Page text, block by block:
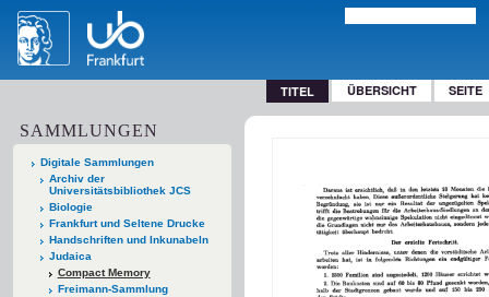
TITEL ÜBERSICHT SEITE
SAMMLUNGEN
Digitale Sammlungen
Archiv der
Universitätsbibliothek JCS
Biologie
Frankfurt und Seltene Drucke
Handschriften und Inkunabeln
Judaica
Compact Memory
Freimann-Sammlung